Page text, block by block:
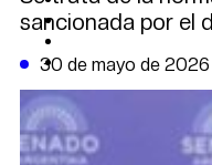
CAMBIO
DATA FIRME
DE LA TRIBUNA
sancionada por el
30 de mayo de 2026